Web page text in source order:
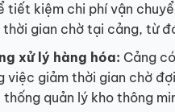
tiết kiệm chi phí vận
gian chờ tại cảng, từ
xử lý hàng hóa: Cảng
giảm thời gian chờ
quản lý kho thông